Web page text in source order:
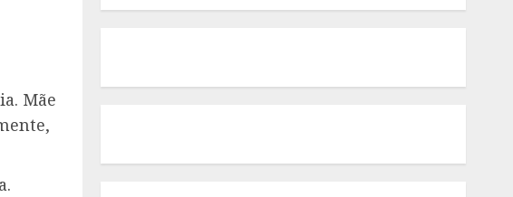
Mãe